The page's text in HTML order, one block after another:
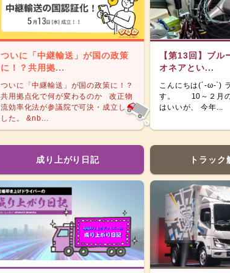
ついに「中継輸送」が国の政策
に！？共用拠...
ついに「中継輸送」が国の政策に！？
共用拠点化で何が変わるのか 改正物
流効率化法が参議院で可決・成立しま
した。 &nb...
【第13回】ブル
オネアとい...
こんにちは(´-ω-`)
す。 10～２月の
はいいが、 今年...
成り上がり日記 トラック